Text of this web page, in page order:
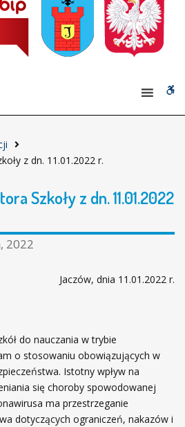
z dn. 11.01.2022 r.
Szkoły z dn. 11.01.2022
2022
Jaczów, dnia 11.01.2022 r.
do nauczania w trybie
o stosowaniu obowiązujących w
Istotny wpływ na
się choroby spowodowanej
ma przestrzeganie
dotyczących ograniczeń, nakazów i